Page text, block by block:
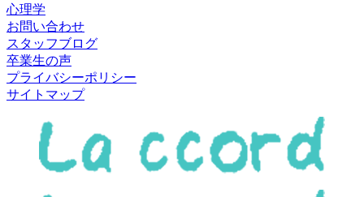
心理学
お問い合わせ
スタッフブログ
卒業生の声
プライバシーポリシー
サイトマップ